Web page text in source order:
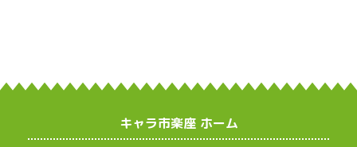
キャラ市楽座 ホーム